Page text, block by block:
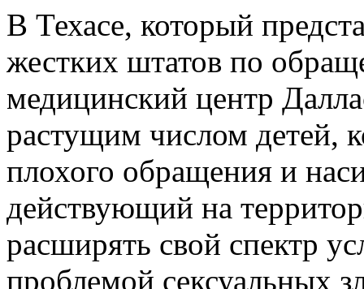
В Техасе, который
жестких штатов по
медицинский центр
растущим числом детей,
плохого обращения и
действующий на
расширять свой спектр
проблемой сексуальных